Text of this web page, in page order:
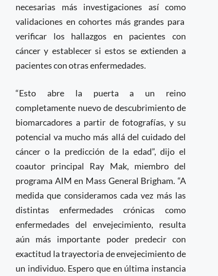
necesarias más investigaciones así como
validaciones en cohortes más grandes para
verificar los hallazgos en pacientes con
cáncer y establecer si estos se extienden a
pacientes con otras enfermedades.
“Esto abre la puerta a un reino
completamente nuevo de descubrimiento de
biomarcadores a partir de fotografías, y su
potencial va mucho más allá del cuidado del
cáncer o la predicción de la edad”, dijo el
coautor principal Ray Mak, miembro del
programa AIM en Mass General Brigham. “A
medida que consideramos cada vez más las
distintas enfermedades crónicas como
enfermedades del envejecimiento, resulta
aún más importante poder predecir con
exactitud la trayectoria de envejecimiento de
un individuo. Espero que en última instancia